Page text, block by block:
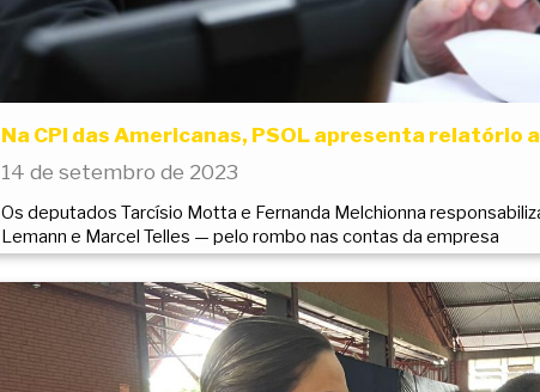
Na CPI das Americanas, PSOL apresenta
14 de setembro de 2023
Os deputados Tarcísio Motta e Fernanda Melchionna
Lemann e Marcel Telles — pelo rombo nas contas da empresa